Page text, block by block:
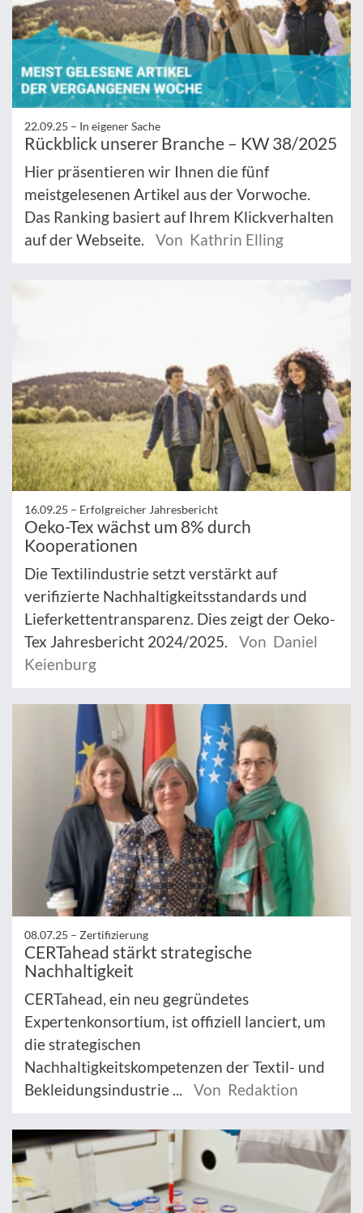
22.09.25 – In eigener Sache
Rückblick unserer Branche – KW 38/2025
Hier präsentieren wir Ihnen die fünf
meistgelesenen Artikel aus der Vorwoche.
Das Ranking basiert auf Ihrem Klickverhalten
auf der Webseite.
Von Kathrin Elling
16.09.25 – Erfolgreicher Jahresbericht
Oeko-Tex wächst um 8% durch
Kooperationen
Die Textilindustrie setzt verstärkt auf
verifizierte Nachhaltigkeitsstandards und
Lieferkettentransparenz. Dies zeigt der Oeko-
Tex Jahresbericht 2024/2025.
Von Daniel
Keienburg
08.07.25 – Zertifizierung
CERTahead stärkt strategische
Nachhaltigkeit
CERTahead, ein neu gegründetes
Expertenkonsortium, ist offiziell lanciert, um
die strategischen
Nachhaltigkeitskompetenzen der Textil- und
Bekleidungsindustrie ...
Von Redaktion